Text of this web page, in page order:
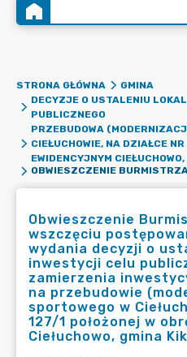
STRONA GŁÓWNA
GMINA
DECYZJE O USTALENIU
PUBLICZNEGO
PRZEBUDOWA
CIEŁUCHOWIE, NA DZIAŁCE
EWIDENCYJNYM
Obwieszczenie
wszczęciu
wydania decyzji o
inwestycji celu
zamierzenia
na przebudowie
sportowego w
127/1 położonej w
Ciełuchowo, gmina